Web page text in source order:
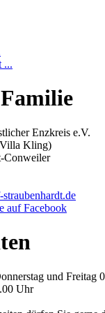
...
Enzkreis e.V.
Kling)
Conweiler
auf Facebook
und Freitag
Uhr